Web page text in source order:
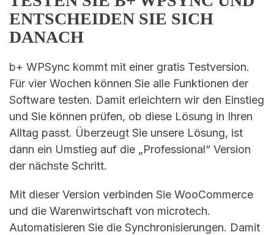
ENTSCHEIDEN SIE SICH
DANACH
b+ WPSync kommt mit einer gratis Testversion.
Für vier Wochen können Sie alle Funktionen der
Software testen. Damit erleichtern wir den Einstieg
und Sie können prüfen, ob diese Lösung in Ihren
Alltag passt. Überzeugt Sie unsere Lösung, ist
dann ein Umstieg auf die „Professional“ Version
der nächste Schritt.
Mit dieser Version verbinden Sie WooCommerce
und die Warenwirtschaft von microtech.
Automatisieren Sie die Synchronisierungen. Damit